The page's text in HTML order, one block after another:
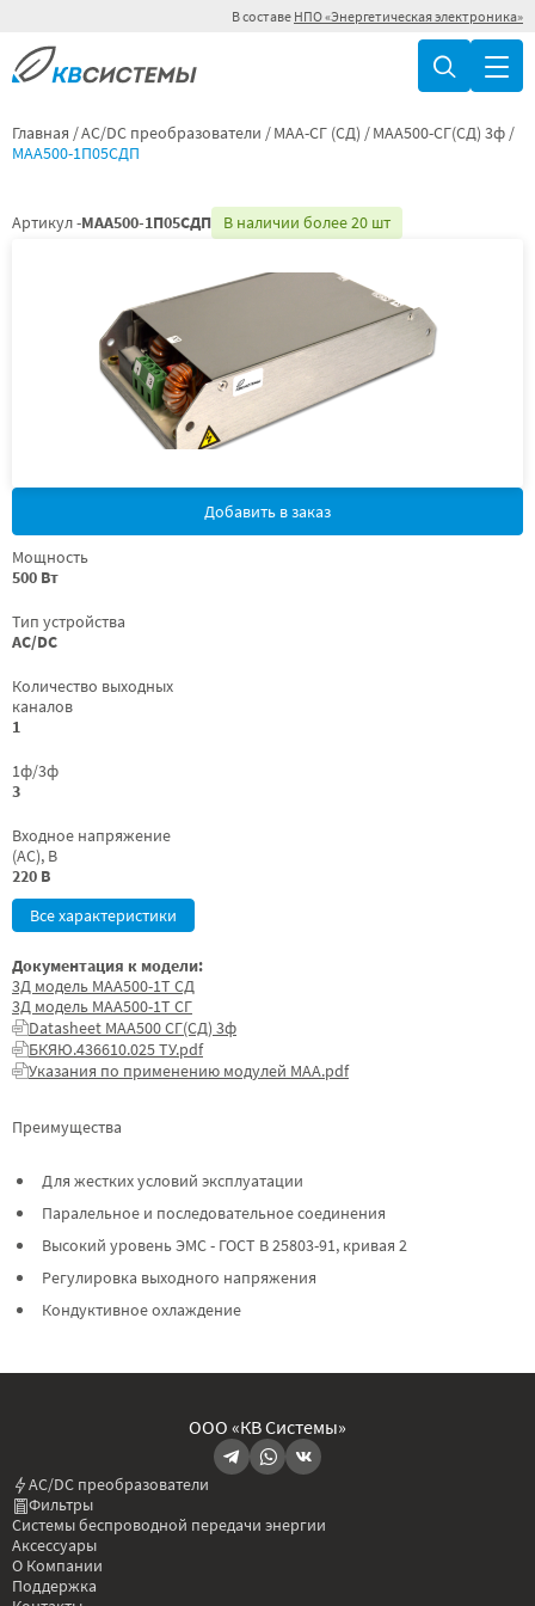
В составе НПО «Энергетическая электроника»
Главная AC/DC преобразователи МАА-СГ (СД)
МАА500-СГ(СД) 3ф
МАА500-1П05СДП
Артикул -МАА500-1П05СДП В наличии более 20 шт
Добавить в заказ
Мощность
500 Вт
Тип устройства
AC/DC
Количество выходных
каналов
1
1ф/3ф
3
Входное напряжение
(AC), В
220 В
Все характеристики
Преимущества
Для жестких условий эксплуатации
Паралельное и последовательное соединения
Высокий уровень ЭМС - ГОСТ В 25803-91, кривая 2
Регулировка выходного напряжения
Кондуктивное охлаждение
Документация к модели:
3Д модель МАА500-1Т СД
3Д модель МАА500-1Т СГ
Datasheet МАА500 СГ(СД) 3ф
БКЯЮ.436610.025 ТУ.pdf
Указания по применению модулей МАА.pdf
ООО «КВ Системы»
AC/DC преобразователи
Фильтры
Системы беспроводной передачи энергии
Аксессуары
О Компании
Поддержка